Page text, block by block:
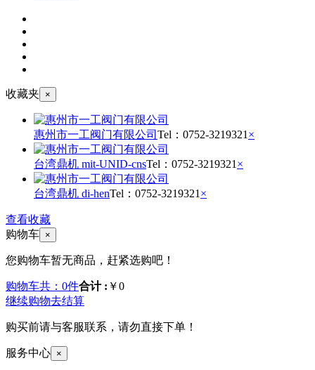
收藏夹 ×
惠州市一工阀门有限公司 Tel： 0752-3219321 ×
台湾鼎机 mit-UNID-cnsTel： 0752-3219321 ×
台湾鼎机 di-henTel： 0752-3219321 ×
查看收藏
购物车 ×
您购物车暂无商品，赶紧选购吧！
购物车共：0件合计 : ￥0
继续购物去结算
购买前请与客服联系，请勿直接下单！
服务中心 ×